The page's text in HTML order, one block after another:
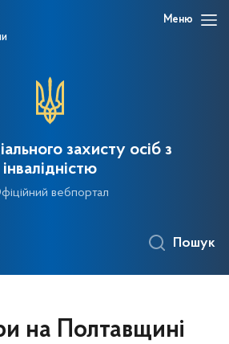
Меню
захисту осіб з
інвалідністю
вебпортал
Пошук
на Полтавщині